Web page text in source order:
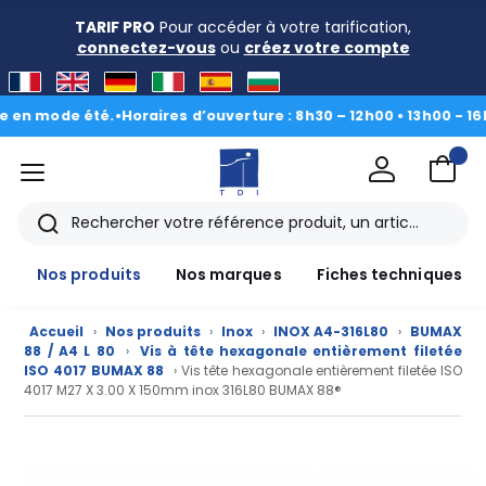
TARIF PRO Pour accéder à votre tarification,
connectez-vousou créez votre compte
été.•Horaires d’ouverture : 8h30 – 12h00 • 13h00 - 16h30|
menu
Rechercher
Nos produits
Nos marques Fiches techniques
Accueil › Nos produits › Inox › INOX A4-316L80 › BUMAX
88 / A4 L 80
› Vis à tête hexagonale entièrement filetée
ISO 4017 BUMAX 88
› Vis tête hexagonale entièrement filetée ISO
4017 M27 X 3.00 X 150mm inox 316L80 BUMAX 88®